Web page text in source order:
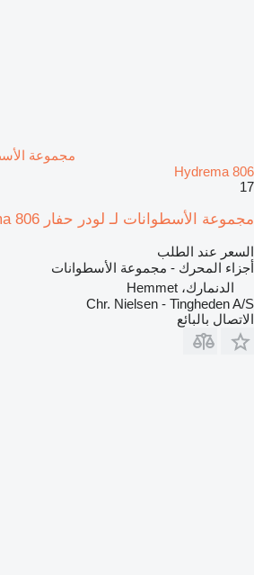
مجموعة
Hydrema 806
17
مجموعة الأسطوانات لـ لودر حفار Hydrema 806
السعر عند الطلب
أجزاء المحرك - مجموعة الأسطوانات
الدنمارك، Hemmet
Chr. Nielsen - Tingheden A/S
الاتصال بالبائع